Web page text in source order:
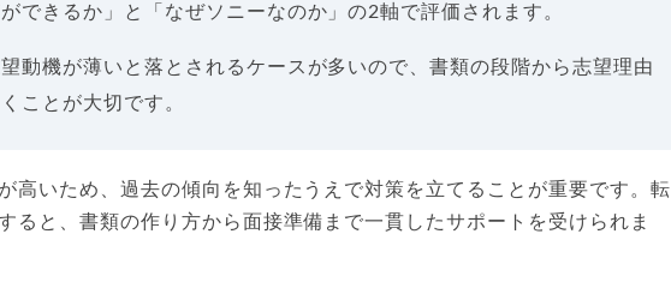
できるか」と「なぜソニーなのか」の2軸で評価されます。
動機が薄いと落とされるケースが多いので、書類の段階から志望理由
ことが大切です。
高いため、過去の傾向を知ったうえで対策を立てることが重要です。転
ると、書類の作り方から面接準備まで一貫したサポートを受けられま